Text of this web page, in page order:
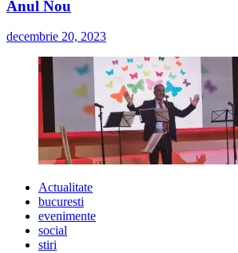
Anul Nou
decembrie 20, 2023
Actualitate
bucuresti
evenimente
social
stiri